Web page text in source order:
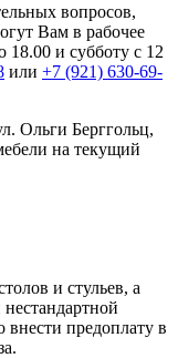
вопросов,
Вам в рабочее
18.00 и субботу с 12
или +7 (921) 630-69-
Ольги Берггольц,
на текущий
и стульев, а
внести предоплату в